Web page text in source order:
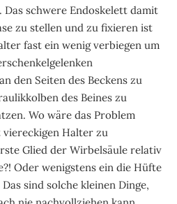
Das schwere Endoskelett damit
zu stellen und zu fixieren ist
fast ein wenig verbiegen um
den Seiten des Beckens zu
des Beines zu
Wo wäre das Problem
viereckigen Halter zu
Glied der Wirbelsäule relativ
Oder wenigstens ein die Hüfte
sind solche kleinen Dinge,